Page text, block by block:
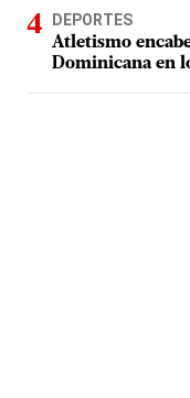
DEPORTES
Atletismo
Dominicana en